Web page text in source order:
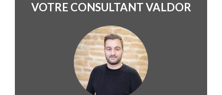
VOTRE CONSULTANT VALDOR